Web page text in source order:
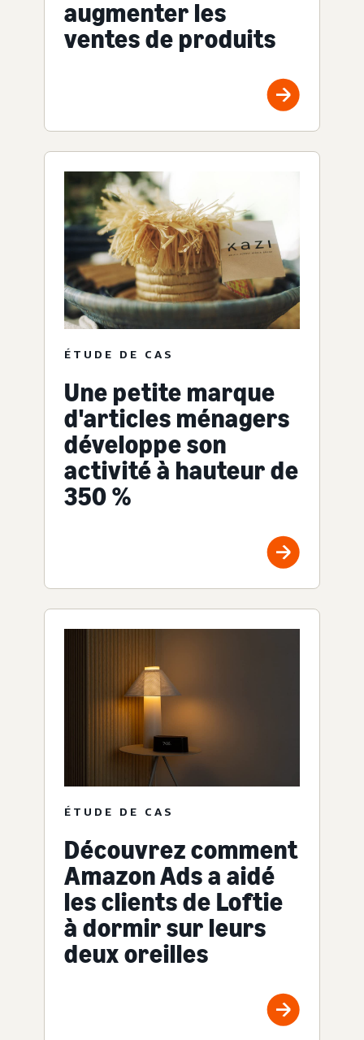
augmenter les
ventes de produits
ÉTUDE DE CAS
Une petite marque
d'articles ménagers
développe son
activité à hauteur de
350 %
ÉTUDE DE CAS
Découvrez comment
Amazon Ads a aidé
les clients de Loftie
à dormir sur leurs
deux oreilles